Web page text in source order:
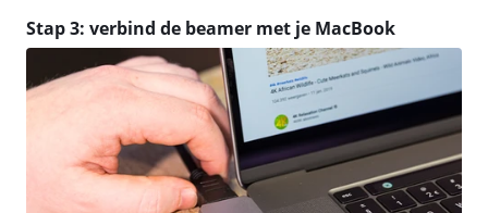
Stap 3: verbind de beamer met je MacBook